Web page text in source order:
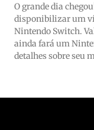
O grande dia
disponibilizar um
Nintendo Switch.
ainda fará um
detalhes sobre seu